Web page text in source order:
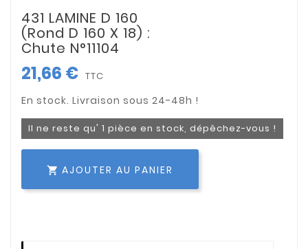
431 LAMINE D 160
(Rond D 160 X 18) :
Chute N°11104
21,66 € TTC
Il ne reste qu' 1 pièce en stock, dépêchez-vous !
 AJOUTER AU PANIER